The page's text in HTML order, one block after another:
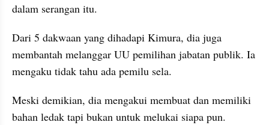
dalam serangan itu.
Dari 5 dakwaan yang dihadapi Kimura, dia juga
membantah melanggar UU pemilihan jabatan publik. Ia
mengaku tidak tahu ada pemilu sela.
Meski demikian, dia mengakui membuat dan memiliki
bahan ledak tapi bukan untuk melukai siapa pun.